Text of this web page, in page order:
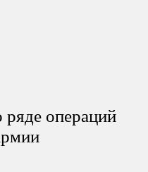
ряде операций